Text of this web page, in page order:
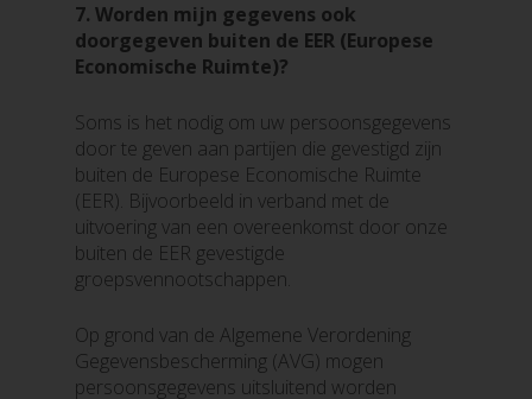
7. Worden mijn gegevens ook
doorgegeven buiten de EER (Europese
Economische Ruimte)?
Soms is het nodig om uw persoonsgegevens
door te geven aan partijen die gevestigd zijn
buiten de Europese Economische Ruimte
(EER). Bijvoorbeeld in verband met de
uitvoering van een overeenkomst door onze
buiten de EER gevestigde
groepsvennootschappen.
Op grond van de Algemene Verordening
Gegevensbescherming (AVG) mogen
persoonsgegevens uitsluitend worden